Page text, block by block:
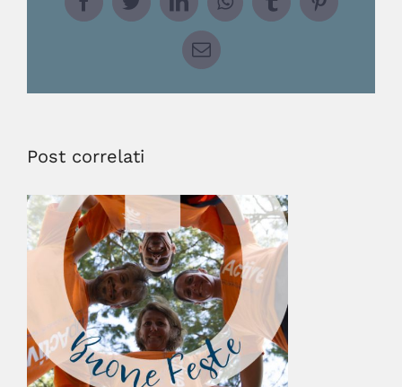
FacebookTwitterLinkedInWhatsApp
TumblrPinterest
Email
Post correlati